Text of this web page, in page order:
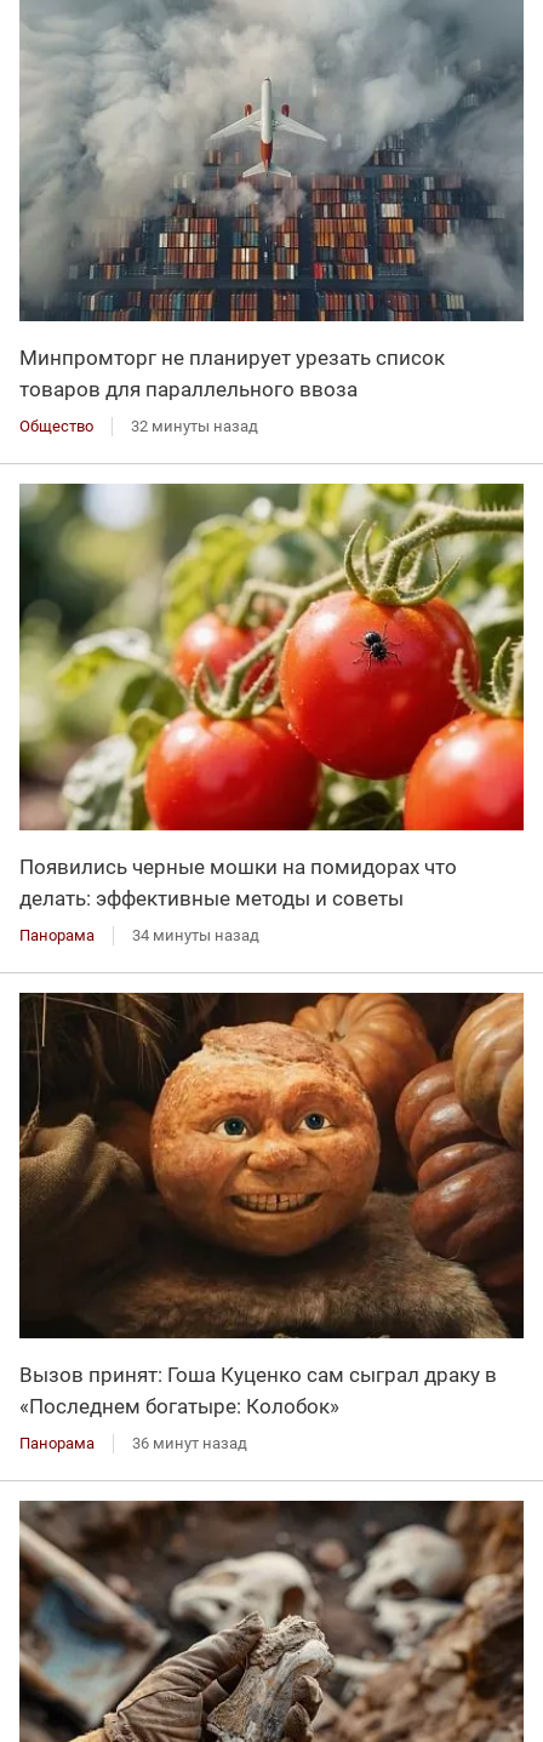
Минпромторг не планирует урезать список
товаров для параллельного ввоза
Общество 32 минуты назад
Появились черные мошки на помидорах что
делать: эффективные методы и советы
Панорама 34 минуты назад
Вызов принят: Гоша Куценко сам сыграл драку в
«Последнем богатыре: Колобок»
Панорама 36 минут назад